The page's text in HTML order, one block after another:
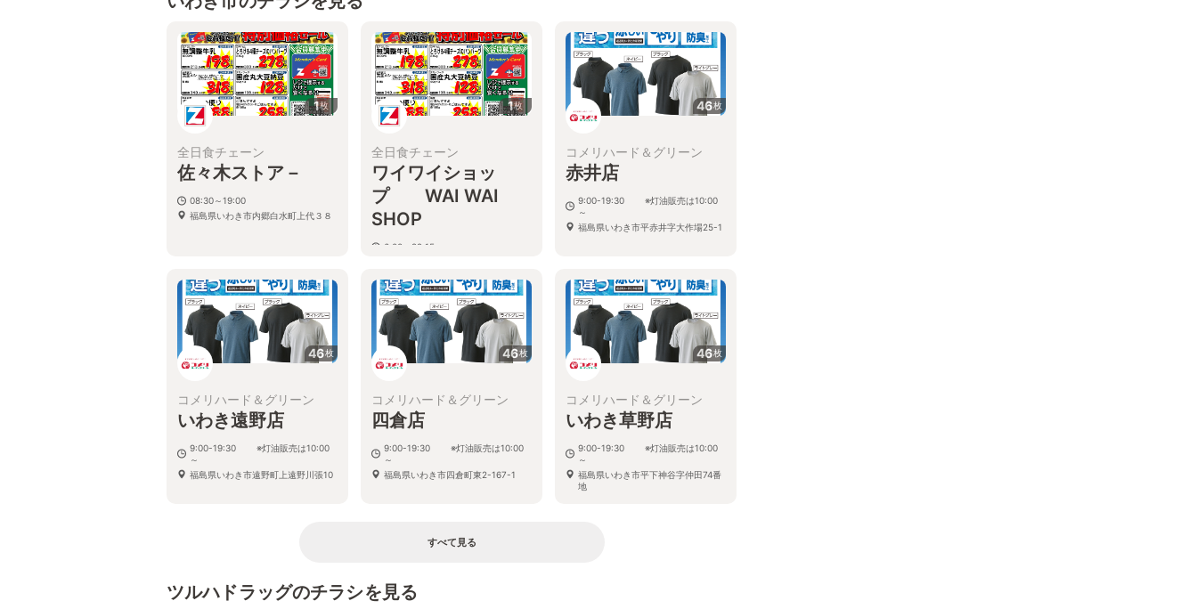
1枚
全日食チェーン
佐々木ストア－
08:30～19:00
福島県いわき市内郷白水町上代３８
1枚
全日食チェーン
ワイワイショッ
プ WAI WAI
SHOP
6:00～22:15
46枚
コメリハード＆グリーン
赤井店
9:00-19:30 ※灯油販売は10:00
～
福島県いわき市平赤井字大作場25-1
46枚
コメリハード＆グリーン
いわき遠野店
9:00-19:30 ※灯油販売は10:00
～
福島県いわき市遠野町上遠野川張10
46枚
コメリハード＆グリーン
四倉店
9:00-19:30 ※灯油販売は10:00
～
福島県いわき市四倉町東2-167-1
46枚
コメリハード＆グリーン
いわき草野店
9:00-19:30 ※灯油販売は10:00
～
福島県いわき市平下神谷字仲田74番
地
すべて見る
ツルハドラッグのチラシを見る